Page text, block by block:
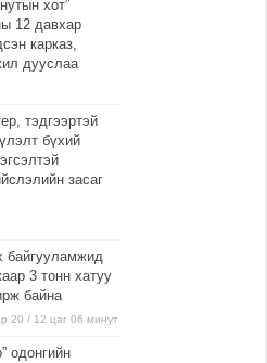
хот”
12 давхар
карказ,
дууслаа
тэдгээртэй
бүхий
засаг
байгууламжид
3 тонн хатуу
байна
20 / 12 цаг 06 минут
одонгийн